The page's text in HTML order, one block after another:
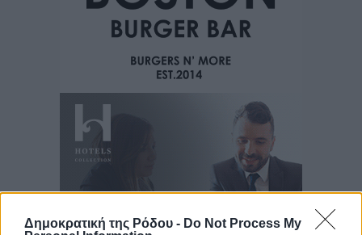
Δημοκρατική της Ρόδου - Do Not Process My